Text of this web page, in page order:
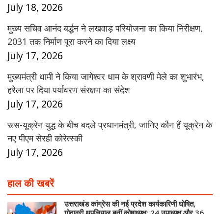
July 18, 2026
मुख्य सचिव आनंद बर्द्धन ने लखवाड़ परियोजना का किया निरीक्षण,
2031 तक निर्माण पूरा करने का दिया लक्ष्य
July 17, 2026
मुख्यमंत्री धामी ने किया जागेश्वर धाम के श्रावणी मेले का शुभारंभ,
हरेला पर दिया पर्यावरण संरक्षण का संदेश
July 17, 2026
रूस-यूक्रेन युद्ध के बीच बदले प्रधानमंत्री, जानिए कौन हैं यूक्रेन के
नए पीएम सेरही कोरेत्स्की
July 17, 2026
हाल की खबरें
उत्तराखंड कांग्रेस की नई प्रदेश कार्यकारिणी घोषित,